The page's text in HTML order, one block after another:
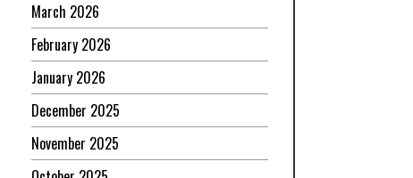
March 2026
February 2026
January 2026
December 2025
November 2025